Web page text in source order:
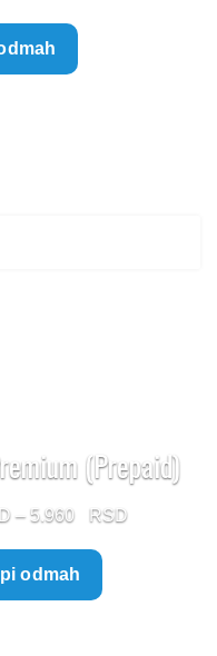
range:
(Prepaid)
Price
range:
790 $